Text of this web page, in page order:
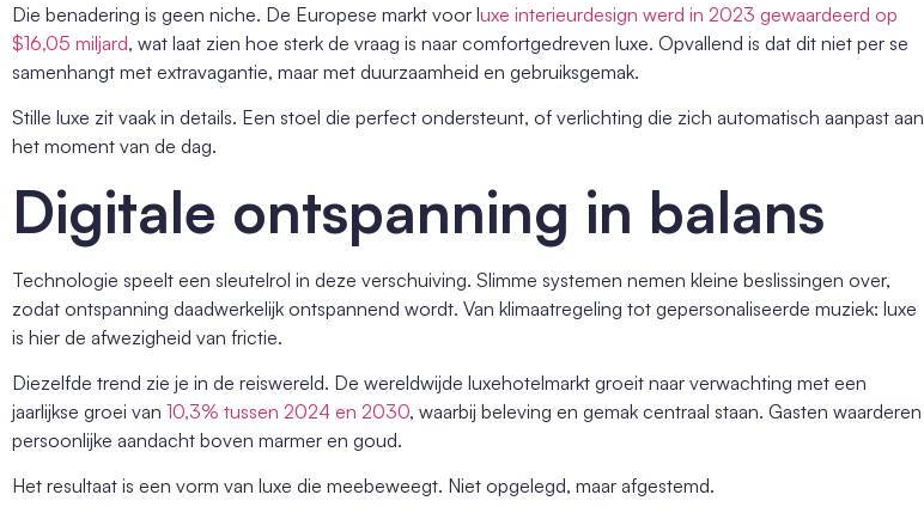
Die benadering is geen niche. De Europese markt voor luxe interieurdesign werd in 2023 gewaardeerd op
$16,05 miljard, wat laat zien hoe sterk de vraag is naar comfortgedreven luxe. Opvallend is dat dit niet per se
samenhangt met extravagantie, maar met duurzaamheid en gebruiksgemak.
Stille luxe zit vaak in details. Een stoel die perfect ondersteunt, of verlichting die zich automatisch aanpast aan
het moment van de dag.
Digitale ontspanning in balans
Technologie speelt een sleutelrol in deze verschuiving. Slimme systemen nemen kleine beslissingen over,
zodat ontspanning daadwerkelijk ontspannend wordt. Van klimaatregeling tot gepersonaliseerde muziek: luxe
is hier de afwezigheid van frictie.
Diezelfde trend zie je in de reiswereld. De wereldwijde luxehotelmarkt groeit naar verwachting met een
jaarlijkse groei van 10,3% tussen 2024 en 2030, waarbij beleving en gemak centraal staan. Gasten waarderen
persoonlijke aandacht boven marmer en goud.
Het resultaat is een vorm van luxe die meebeweegt. Niet opgelegd, maar afgestemd.